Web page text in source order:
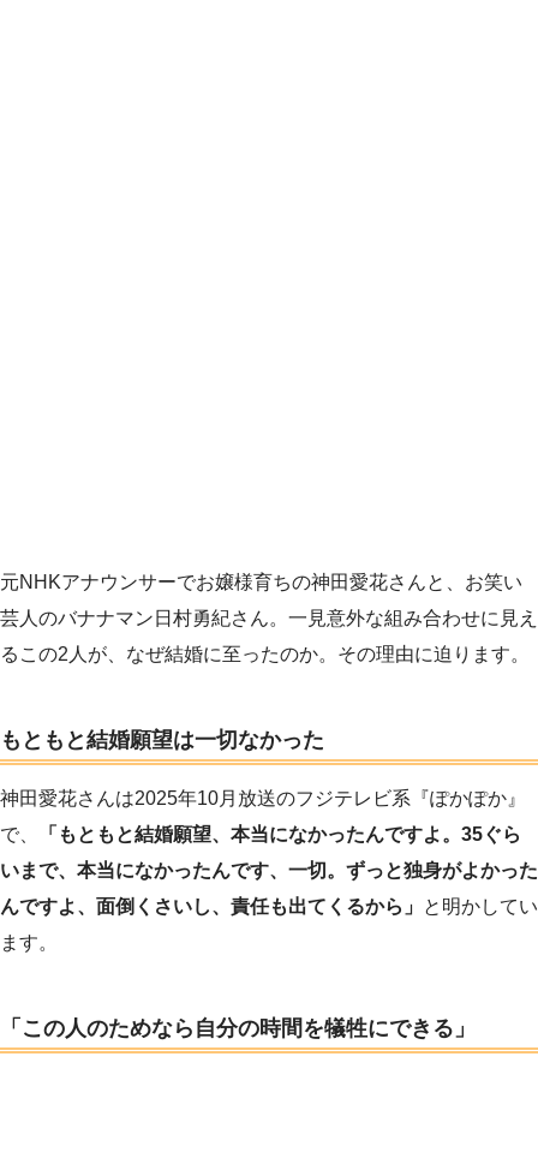
元NHKアナウンサーでお嬢様育ちの神田愛花さんと、お笑い
芸人のバナナマン日村勇紀さん。一見意外な組み合わせに見え
るこの2人が、なぜ結婚に至ったのか。その理由に迫ります。
もともと結婚願望は一切なかった
神田愛花さんは2025年10月放送のフジテレビ系『ぽかぽか』
で、
「もともと結婚願望、本当になかったんですよ。35ぐら
いまで、本当になかったんです、一切。ずっと独身がよかった
んですよ、面倒くさいし、責任も出てくるから」 と明かしてい
ます。
「この人のためなら自分の時間を犠牲にできる」